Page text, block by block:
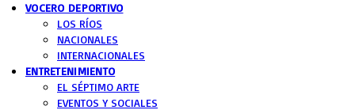
VOCERO DEPORTIVO
LOS RÍOS
NACIONALES
INTERNACIONALES
ENTRETENIMIENTO
EL SÉPTIMO ARTE
EVENTOS Y SOCIALES